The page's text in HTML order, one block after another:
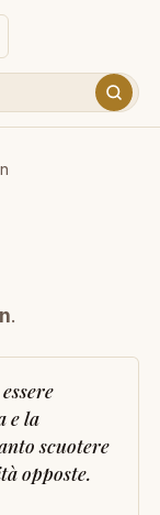
.
e la
scuotere
opposte.